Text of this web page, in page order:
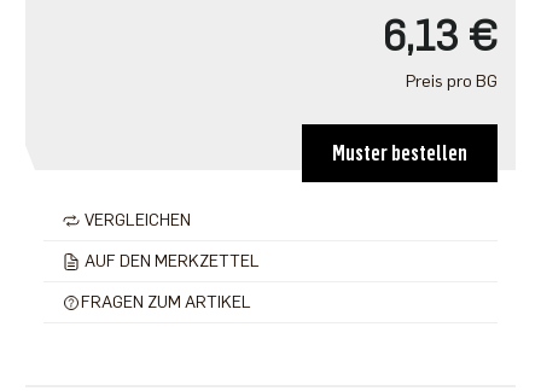
6,13 €
Preis pro BG
Muster bestellen
VERGLEICHEN
AUF DEN MERKZETTEL
FRAGEN ZUM ARTIKEL